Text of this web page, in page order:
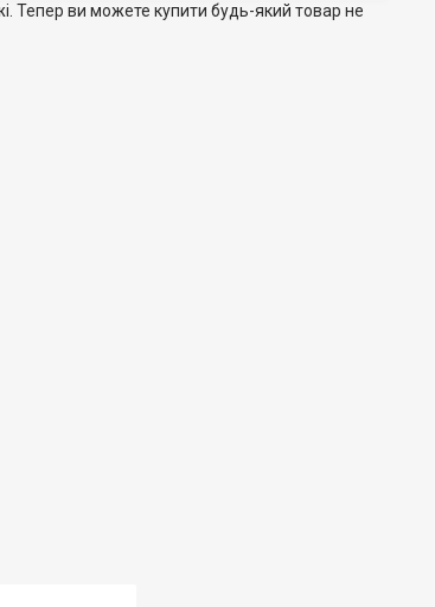
Тепер ви можете купити будь-який товар не